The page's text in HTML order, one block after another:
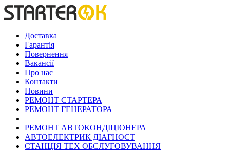
Доставка
Гарантія
Повернення
Вакансії
Про нас
Контакти
Новини
РЕМОНТ СТАРТЕРА
РЕМОНТ ГЕНЕРАТОРА
РЕМОНТ АВТОКОНДІЦІОНЕРА
АВТОЕЛЕКТРИК ДІАГНОСТ
СТАНЦІЯ ТЕХ ОБСЛУГОВУВАННЯ